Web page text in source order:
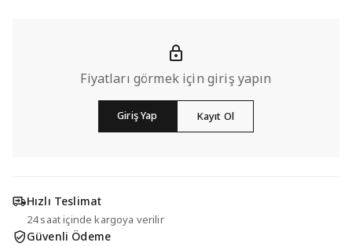
Fiyatları görmek için giriş yapın
Giriş Yap Kayıt Ol
Hızlı Teslimat
24 saat içinde kargoya verilir
Güvenli Ödeme